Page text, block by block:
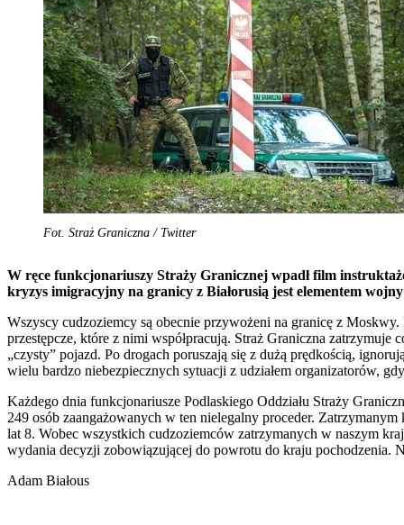
Fot. Straż Graniczna / Twitter
W ręce funkcjonariuszy Straży Granicznej wpadł film
kryzys imigracyjny na granicy z Białorusią jest elementem
Wszyscy cudzoziemcy są obecnie przywożeni na granicę z
przestępcze, które z nimi współpracują. Straż Graniczna
„czysty” pojazd. Po drogach poruszają się z dużą prędkością,
wielu bardzo niebezpiecznych sytuacji z udziałem organizatorów,
Każdego dnia funkcjonariusze Podlaskiego Oddziału Straży
249 osób zaangażowanych w ten nielegalny proceder.
lat 8. Wobec wszystkich cudzoziemców zatrzymanych w naszym
wydania decyzji zobowiązującej do powrotu do kraju pochodzenia.
Adam Białous